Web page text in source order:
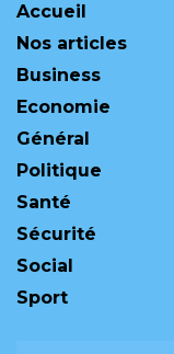
Accueil
Nos articles
Business
Economie
Général
Politique
Santé
Sécurité
Social
Sport